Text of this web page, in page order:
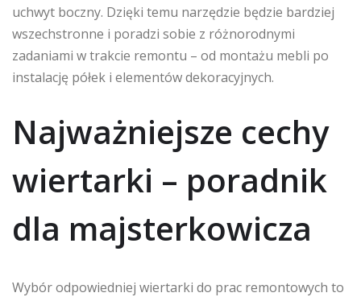
uchwyt boczny. Dzięki temu narzędzie będzie bardziej
wszechstronne i poradzi sobie z różnorodnymi
zadaniami w trakcie remontu – od montażu mebli po
instalację półek i elementów dekoracyjnych.
Najważniejsze cechy
wiertarki – poradnik
dla majsterkowicza
Wybór odpowiedniej wiertarki do prac remontowych to